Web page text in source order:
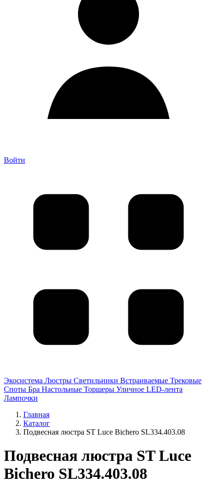
Войти
Экосистема Люстры Светильники Встраиваемые Трековые
Споты Бра Настольные Торшеры Уличное LED-лента
Лампочки
Главная
Каталог
Подвесная люстра ST Luce Bichero SL334.403.08
Подвесная люстра ST Luce
Bichero SL334.403.08